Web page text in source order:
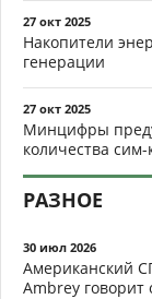
27 окт 2025
Накопители
генерации
27 окт 2025
Минцифры
количества сим-
РАЗНОЕ
30 июл 2026
Американский
Ambrey